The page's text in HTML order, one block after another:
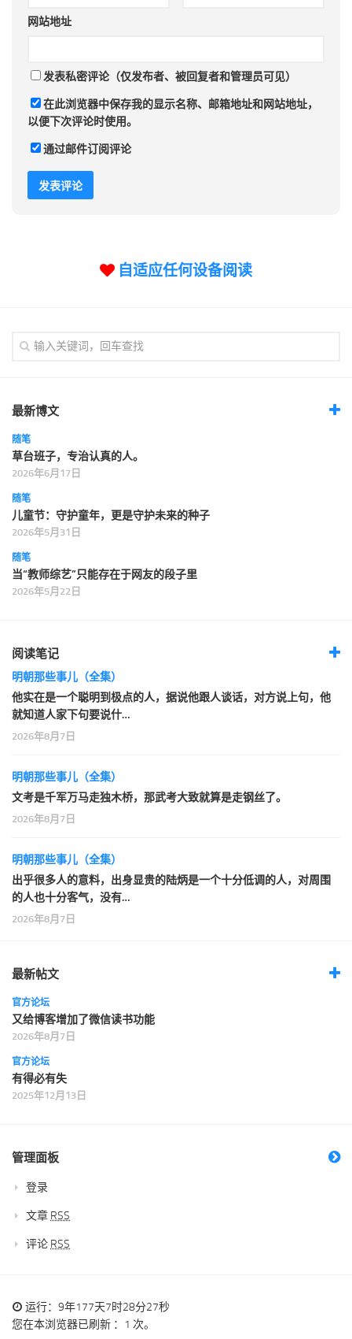
网站地址
发表私密评论（仅发布者、被回复者和管理员可见）
在此浏览器中保存我的显示名称、邮箱地址和网站地址，
以便下次评论时使用。
通过邮件订阅评论
自适应任何设备阅读
最新博文
随笔
草台班子，专治认真的人。
2026年6月17日
随笔
儿童节：守护童年，更是守护未来的种子
2026年5月31日
随笔
当“教师综艺”只能存在于网友的段子里
2026年5月22日
阅读笔记
明朝那些事儿（全集）
他实在是一个聪明到极点的人，据说他跟人谈话，对方说上句，他
就知道人家下句要说什…
2026年8月7日
明朝那些事儿（全集）
文考是千军万马走独木桥，那武考大致就算是走钢丝了。
2026年8月7日
明朝那些事儿（全集）
出乎很多人的意料，出身显贵的陆炳是一个十分低调的人，对周围
的人也十分客气，没有…
2026年8月7日
最新帖文
官方论坛
又给博客增加了微信读书功能
2026年8月7日
官方论坛
有得必有失
2025年12月13日
管理面板
登录
文章 RSS
评论 RSS
运行：9年177天7时28分27秒
您在本浏览器已刷新 ：1 次。